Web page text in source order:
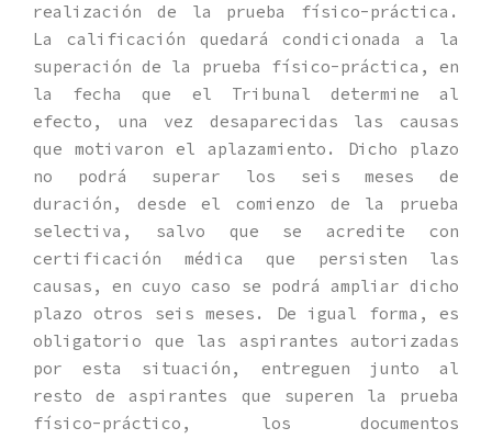
realización de la prueba físico-práctica.
La calificación quedará condicionada a la
superación de la prueba físico-práctica, en
la fecha que el Tribunal determine al
efecto, una vez desaparecidas las causas
que motivaron el aplazamiento. Dicho plazo
no podrá superar los seis meses de
duración, desde el comienzo de la prueba
selectiva, salvo que se acredite con
certificación médica que persisten las
causas, en cuyo caso se podrá ampliar dicho
plazo otros seis meses. De igual forma, es
obligatorio que las aspirantes autorizadas
por esta situación, entreguen junto al
resto de aspirantes que superen la prueba
físico-práctico, los documentos